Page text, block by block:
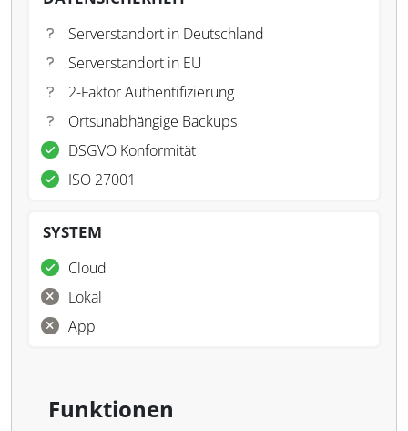
Serverstandort in Deutschland
Serverstandort in EU
2-Faktor Authentifizierung
Ortsunabhängige Backups
DSGVO Konformität
ISO 27001
SYSTEM
Cloud
Lokal
App
Funktionen